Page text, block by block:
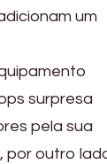
um
surpresa
pela sua
por outro